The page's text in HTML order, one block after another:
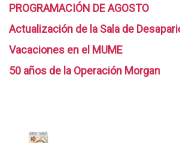
PROGRAMACIÓN DE AGOSTO
Actualización de la Sala de
Vacaciones en el MUME
50 años de la Operación Morgan